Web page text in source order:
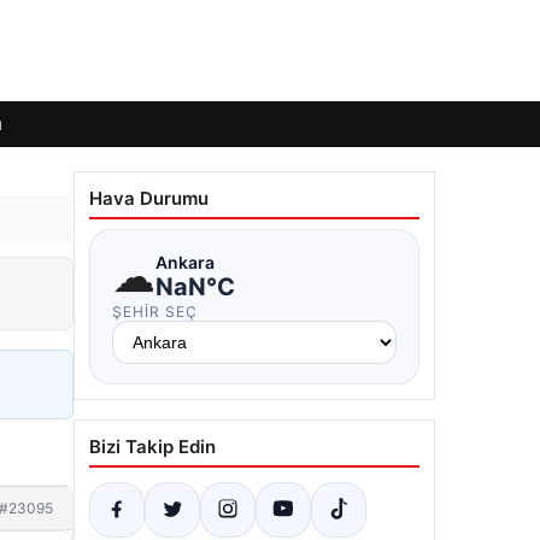
#23095
Hava Durumu
☁Ankara
NaN°C
ŞEHIR SEÇ
Bizi Takip Edin